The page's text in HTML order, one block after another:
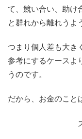
て、競い合い、助け
と群れから離れうよ
つまり個人差も大き
参考にするケースよ
うのです。
だから、お金のこと